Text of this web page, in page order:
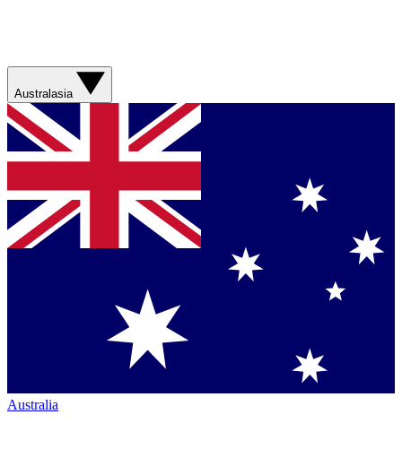
Australasia
Australia